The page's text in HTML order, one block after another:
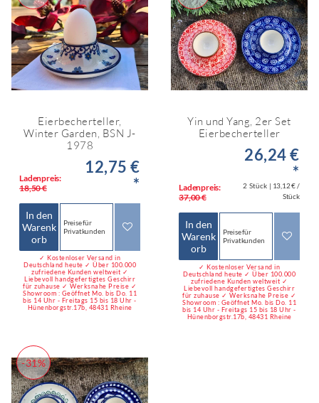
Eierbecherteller,
Winter Garden, BSN J-
1978
Ladenpreis:
18,50 €
12,75 €
*
In den
Warenk
orb
Preise für
Privatkunden
✓ Kostenloser Versand in
Deutschland heute ✓ Über 100.000
zufriedene Kunden weltweit ✓
Liebevoll handgefertigtes Geschirr
für zuhause ✓ Werksnahe Preise ✓
Showroom : Geöffnet Mo. bis Do. 11
bis 14 Uhr - Freitags 15 bis 18 Uhr -
Hünenborgstr.17b, 48431 Rheine
Yin und Yang, 2er Set
Eierbecherteller
Ladenpreis:
37,00 €
26,24 €
*
2 Stück | 13,12 € /
Stück
In den
Warenk
orb
Preise für
Privatkunden
✓ Kostenloser Versand in
Deutschland heute ✓ Über 100.000
zufriedene Kunden weltweit ✓
Liebevoll handgefertigtes Geschirr
für zuhause ✓ Werksnahe Preise ✓
Showroom : Geöffnet Mo. bis Do. 11
bis 14 Uhr - Freitags 15 bis 18 Uhr -
Hünenborgstr.17b, 48431 Rheine
-31%